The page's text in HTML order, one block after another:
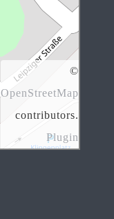
©
OpenStreetMap
contributors.
Plugin